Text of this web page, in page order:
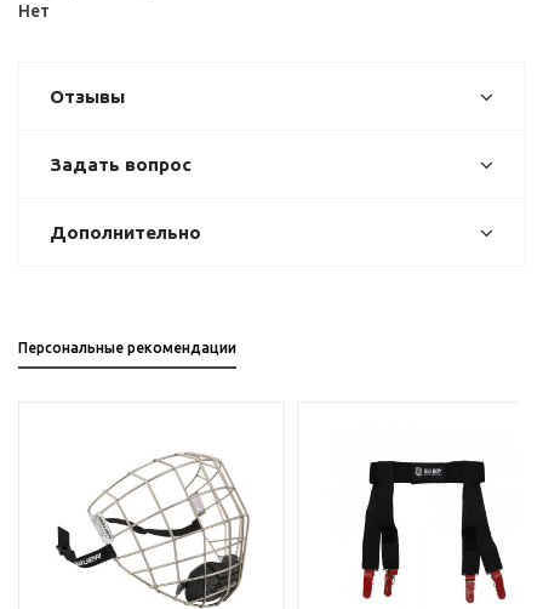
Нет
Отзывы
Задать вопрос
Дополнительно
Персональные рекомендации